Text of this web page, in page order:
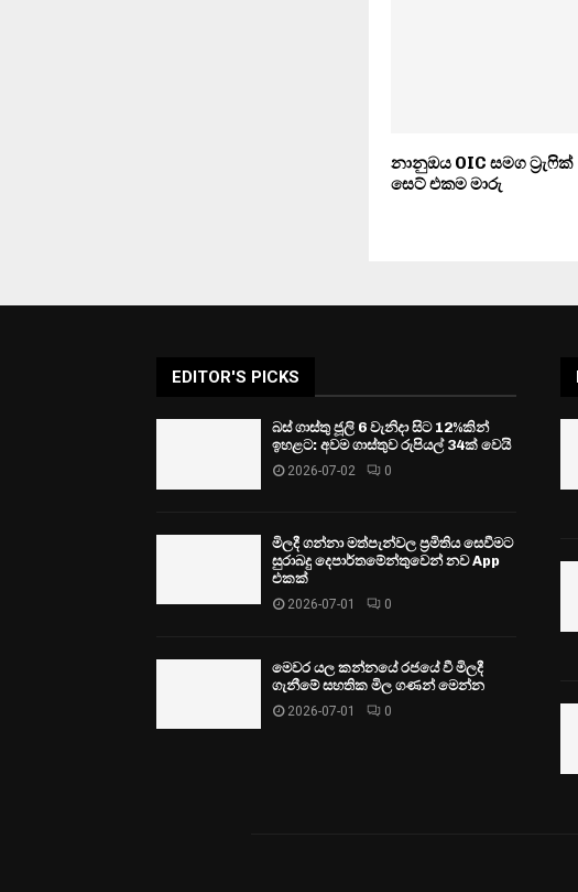
නානුඔය OIC සමග ට්‍රැෆික්
සෙට් එකම මාරු
EDITOR'S PICKS
බස් ගාස්තු ජූලි 6 වැනිදා සිට 12%කින්
ඉහළට: අවම ගාස්තුව රුපියල් 34ක් වෙයි
2026-07-02 0
මිලදී ගන්නා මත්පැන්වල ප්‍රමිතිය සෙවීමට
සුරාබදු දෙපාර්තමේන්තුවෙන් නව App
එකක්
2026-07-01 0
මෙවර යල කන්නයේ රජයේ වී මිලදී
ගැනීමේ සහතික මිල ගණන් මෙන්න
2026-07-01 0